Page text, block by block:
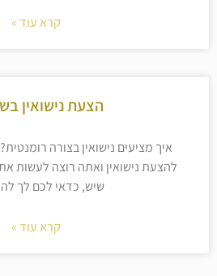
קרא עוד »
הצעת נישואין
איך מציעים נישואין בצורה
להצעת נישואין ואתה רוצה לעשות
שיש, כדאי לכם לך
קרא עוד »